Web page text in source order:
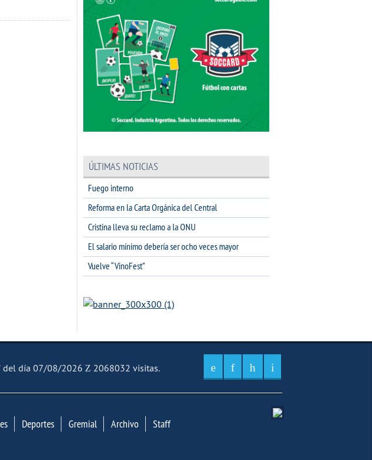
ÚLTIMAS NOTICIAS
Fuego interno
Reforma en la Carta Orgánica del Central
Cristina lleva su reclamo a la ONU
El salario mínimo debería ser ocho veces mayor
Vuelve “VinoFest”
del día 07/08/2026 2068032 visitas.
Deportes Gremial Archivo Staff